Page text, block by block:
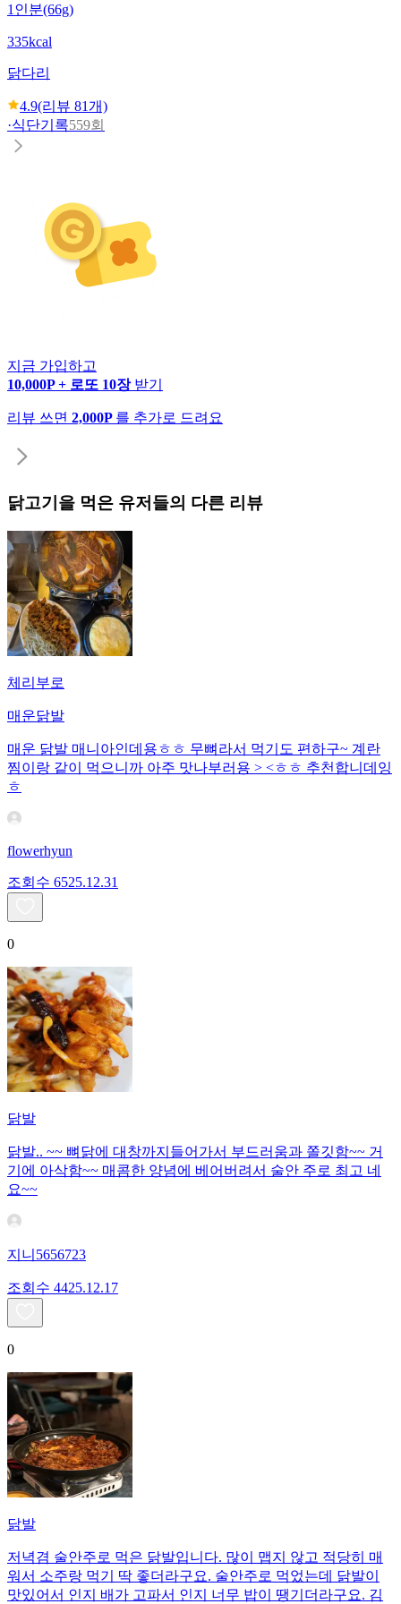
1인분(66g)
335kcal
닭다리
4.9(리뷰 81개)
·식단기록559회
지금 가입하고
10,000P + 로또 10장 받기
리뷰 쓰면 2,000P 를 추가로 드려요
닭고기 을 먹은 유저들의 다른 리뷰
체리부로
매운닭발
매운 닭발 매니아인데용ㅎㅎ 무뼈라서 먹기도 편하구~ 계란
찜이랑 같이 먹으니까 아주 맛나부러용 > <ㅎㅎ 추천합니데잉
ㅎ
flowerhyun
조회수 6525.12.31
0
닭발
닭발.. ~~ 뼈닭에 대창까지들어가서 부드러움과 쫄깃함~~ 거
기에 아삭함~~ 매콤한 양념에 베어버려서 술안 주로 최고 네
요~~
지니5656723
조회수 4425.12.17
0
닭발
저녁겸 술안주로 먹은 닭발입니다. 많이 맵지 않고 적당히 매
워서 소주랑 먹기 딱 좋더라구요. 술안주로 먹었는데 닭발이
맛있어서 인지 배가 고파서 인지 너무 밥이 땡기더라구요. 김